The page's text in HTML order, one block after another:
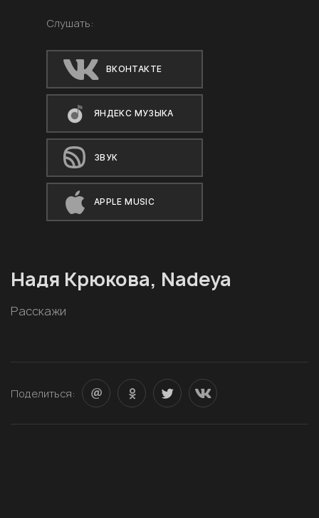
Слушать:
ВКОНТАКТЕ
ЯНДЕКС МУЗЫКА
ЗВУК
APPLE MUSIC
Надя Крюкова, Nadeya
Расскажи
Поделиться: